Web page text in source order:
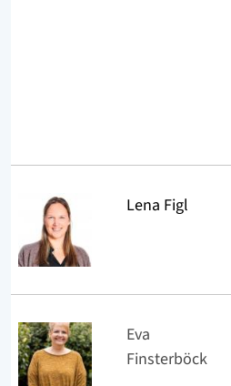
Lena Figl
Eva
Finsterböck